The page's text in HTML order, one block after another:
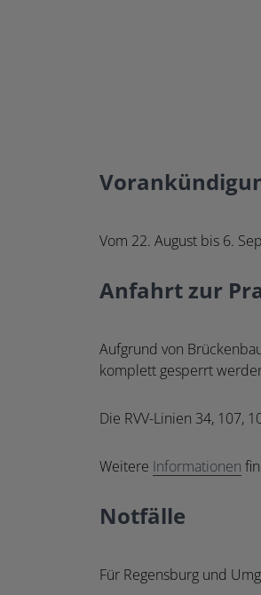
Vom 22. August bis 6.
Anfahrt zur
Aufgrund von
komplett gesperrt
Die RVV-Linien 34, 107,
Weitere Informationen
Notfälle
Für Regensburg und